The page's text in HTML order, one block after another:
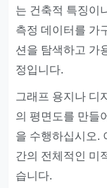
는 건축적 특징이
측정 데이터를 가
션을 탐색하고 가
정입니다.
그래프 용지나 디
의 평면도를 만들
을 수행하십시오.
간의 전체적인 미
습니다.